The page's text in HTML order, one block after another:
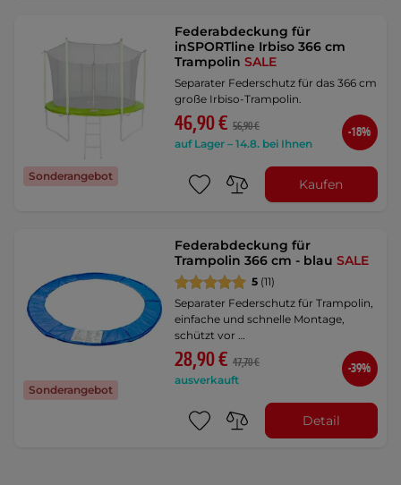
Sonderangebot
Federabdeckung für
inSPORTline Irbiso 366 cm
TrampolinSALE
Separater Federschutz für das 366 cm
große Irbiso-Trampolin.
46,90 € 56,90 €
auf Lager – 14.8. bei Ihnen
-18%
Kaufen
Sonderangebot
Federabdeckung für
Trampolin 366 cm - blauSALE
5 (11)
Separater Federschutz für Trampolin,
einfache und schnelle Montage,
schützt vor …
28,90 € 47,70 €
ausverkauft
-39%
Detail